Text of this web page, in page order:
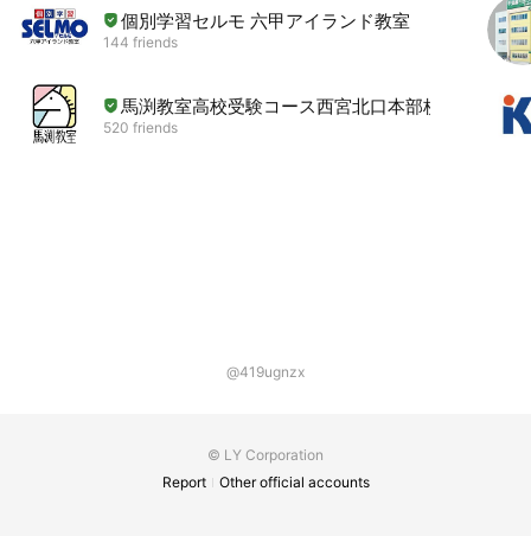
個別学習セルモ 六甲アイランド教室
144 friends
馬渕教室高校受験コース西宮北口本部校
520 friends
@419ugnzx
© LY Corporation
Report
Other official accounts